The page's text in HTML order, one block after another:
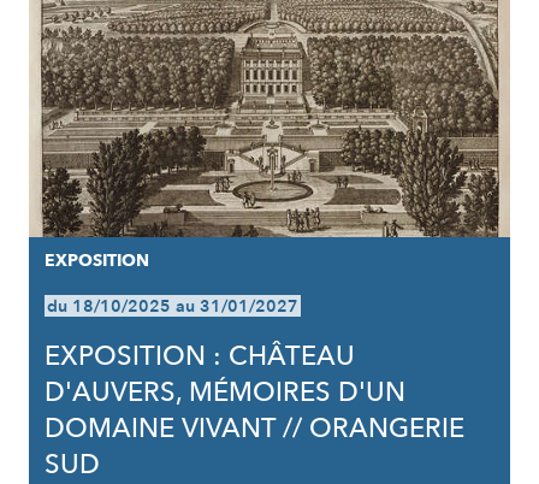
EXPOSITION
du 18/10/2025 au 31/01/2027
EXPOSITION : CHÂTEAU
D'AUVERS, MÉMOIRES D'UN
DOMAINE VIVANT // ORANGERIE
SUD